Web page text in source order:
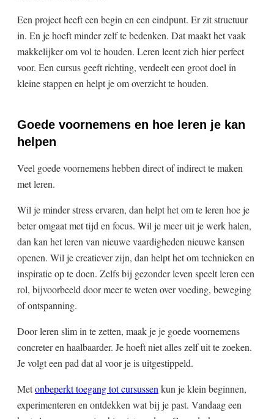
Een project heeft een begin en een eindpunt. Er zit structuur
in. En je hoeft minder zelf te bedenken. Dat maakt het vaak
makkelijker om vol te houden. Leren leent zich hier perfect
voor. Een cursus geeft richting, verdeelt een groot doel in
kleine stappen en helpt je om overzicht te houden.
Goede voornemens en hoe leren je kan
helpen
Veel goede voornemens hebben direct of indirect te maken
met leren.
Wil je minder stress ervaren, dan helpt het om te leren hoe je
beter omgaat met tijd en focus. Wil je meer uit je werk halen,
dan kan het leren van nieuwe vaardigheden nieuwe kansen
openen. Wil je creatiever zijn, dan helpt het om technieken en
inspiratie op te doen. Zelfs bij gezonder leven speelt leren een
rol, bijvoorbeeld door meer te weten over voeding, beweging
of ontspanning.
Door leren slim in te zetten, maak je je goede voornemens
concreter en haalbaarder. Je hoeft niet alles zelf uit te zoeken.
Je volgt een pad dat al voor je is uitgestippeld.
Metonbeperkt toegang tot cursussen kun je klein beginnen,
experimenteren en ontdekken wat bij je past. Vandaag een